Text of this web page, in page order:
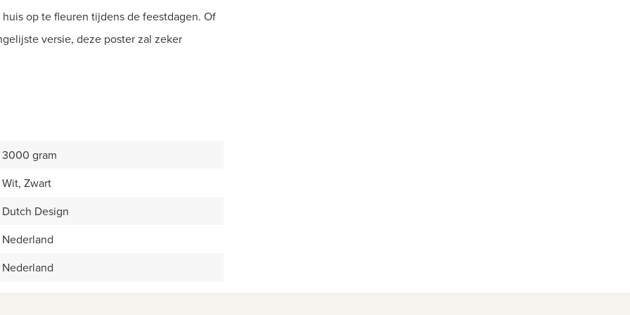
op te fleuren tijdens de feestdagen. Of
versie, deze poster zal zeker
3000 gram
Wit, Zwart
Dutch Design
Nederland
Nederland